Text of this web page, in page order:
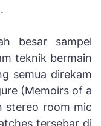
besar sampel
teknik bermain
semua direkam
(Memoirs of a
stereo room mic
tersebar di